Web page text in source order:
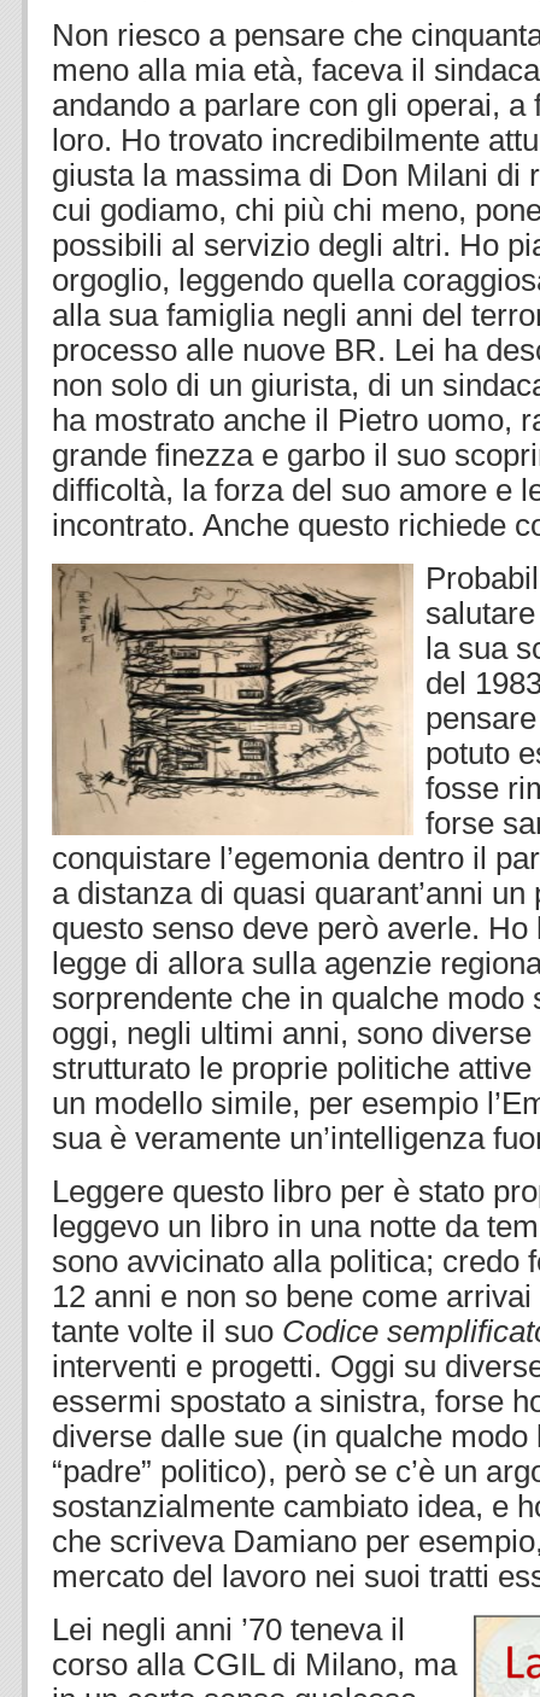
Non riesco a pensare che
meno alla mia età, faceva il
andando a parlare con gli operai, a
loro. Ho trovato incredibilmente
giusta la massima di Don Milani di
cui godiamo, chi più chi meno,
possibili al servizio degli altri. Ho
orgoglio, leggendo quella
alla sua famiglia negli anni del
processo alle nuove BR. Lei ha
non solo di un giurista, di un
ha mostrato anche il Pietro uomo,
grande finezza e garbo il suo
difficoltà, la forza del suo amore e
incontrato. Anche questo richiede
la sua
del
potuto
fosse
forse
conquistare l’egemonia dentro il
a distanza di quasi quarant’anni un
questo senso deve però averle.
legge di allora sulla agenzie
sorprendente che in qualche modo
oggi, negli ultimi anni, sono
strutturato le proprie politiche
un modello simile, per esempio
sua è veramente un’intelligenza
Leggere questo libro per è stato
leggevo un libro in una notte da
sono avvicinato alla politica; credo
12 anni e non so bene come
tante volte il suo Codice
interventi e progetti. Oggi su
essermi spostato a sinistra, forse
diverse dalle sue (in qualche
“padre” politico), però se c’è un
sostanzialmente cambiato idea, e
che scriveva Damiano per
mercato del lavoro nei suoi tratti
Lei negli anni ’70 teneva il
corso alla CGIL di Milano, ma